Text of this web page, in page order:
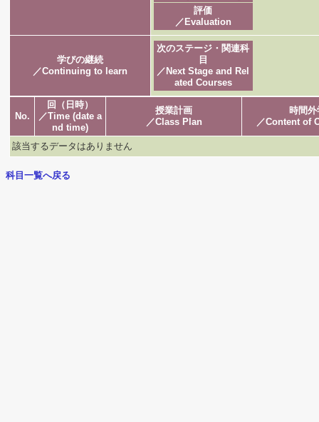
評価
／Evaluation
学びの継続
／Continuing to learn
次のステージ・関連科
目
／Next Stage and Rel
ated Courses
No.
回（日時）
／Time (date a
nd time)
授業計画
／Class Plan
時間外
／Content of
該当するデータはありません
科目一覧へ戻る